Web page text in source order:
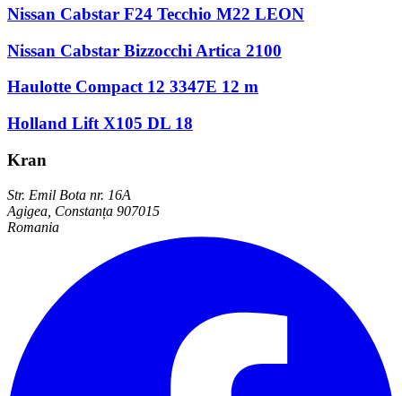
Nissan Cabstar F24 Tecchio M22 LEON
Nissan Cabstar Bizzocchi Artica 2100
Haulotte Compact 12 3347E 12 m
Holland Lift X105 DL 18
Kran
Str. Emil Bota nr. 16A
Agigea, Constanța 907015
Romania